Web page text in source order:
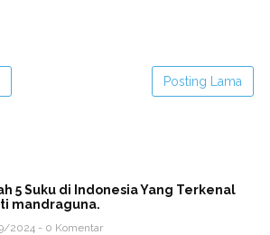
Posting Lama
5 Suku di Indonesia Yang Terkenal
mandraguna.
2024 - 0 Komentar